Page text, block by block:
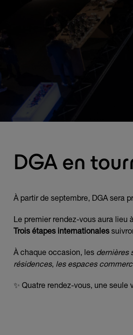
DGA en
À partir de septembre, DGA sera
Le premier rendez-vous aura lieu à
Trois étapes internationales
À chaque occasion, les dernières
résidences, les espaces
✨ Quatre rendez-vous, une seule